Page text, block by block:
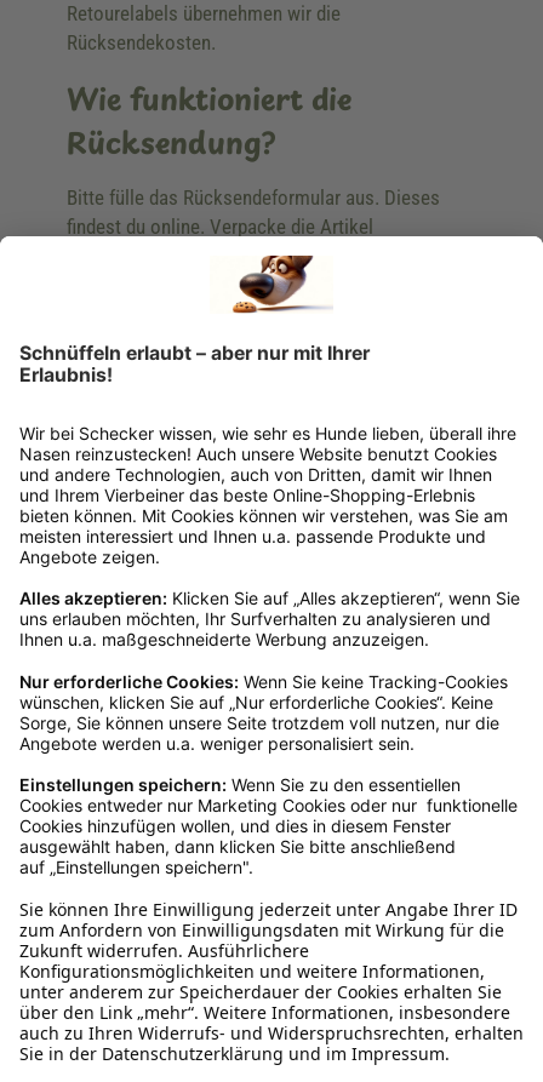
Retourelabels übernehmen wir die
Rücksendekosten.
Wie funktioniert die
Rücksendung?
Bitte fülle das Rücksendeformular aus. Dieses
findest du online. Verpacke die Artikel
anschließend sicher und klebe das
Rücksendeetikett auf das Paket. Dieses kannst du
dir in deinem Kundenkonto anfordern. Hast du als
Gast bestellt, schreibe uns eine Email an
verkauf@schecker.de oder rufe zu unseren
Rücksendeetikett zukommen.
Kundenservice
Mo – Fr 9 – 17 Uhr, Sa 9 – 13 Uhr
Ruf uns an
04942-60 64 080
Schreibe uns
verkauf@schecker.de
WhatsApp Support
+49 1520 8997191
Tritt unserem Newsletter bei